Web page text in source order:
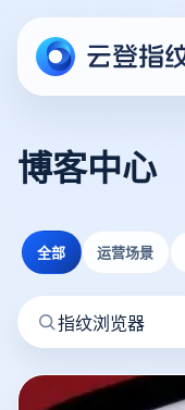
博客中心
全部 运营场景